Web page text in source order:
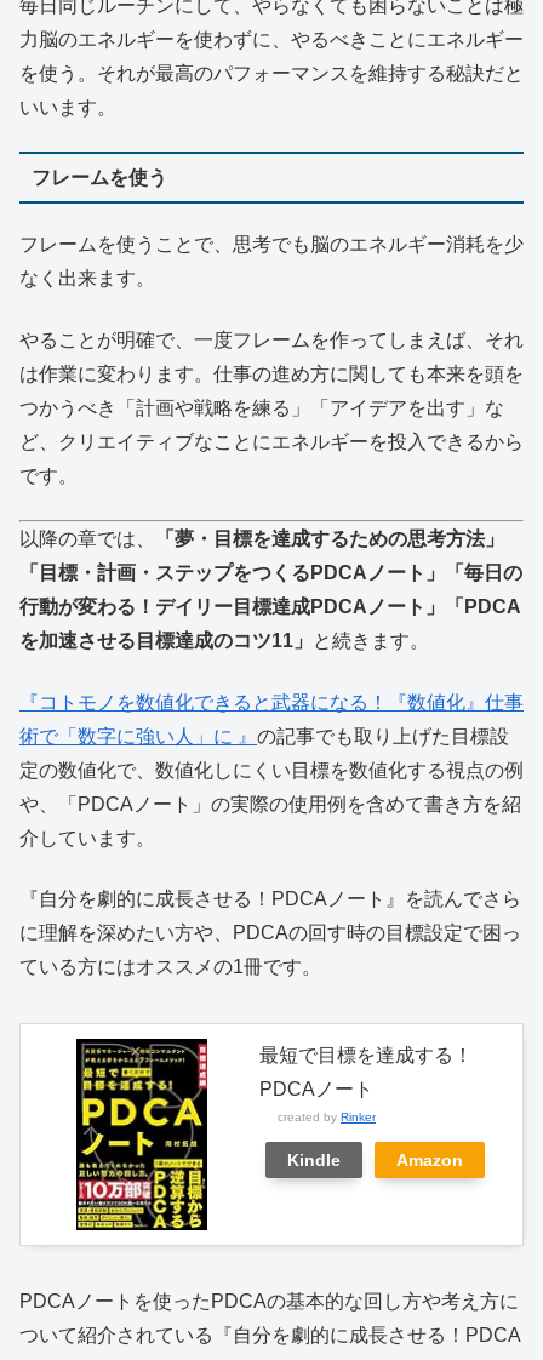
毎日同じルーチンにして、やらなくても困らないことは極
力脳のエネルギーを使わずに、やるべきことにエネルギー
を使う。それが最高のパフォーマンスを維持する秘訣だと
いいます。
フレームを使う
フレームを使うことで、思考でも脳のエネルギー消耗を少
なく出来ます。
やることが明確で、一度フレームを作ってしまえば、それ
は作業に変わります。仕事の進め方に関しても本来を頭を
つかうべき「計画や戦略を練る」「アイデアを出す」な
ど、クリエイティブなことにエネルギーを投入できるから
です。
以降の章では、
「夢・目標を達成するための思考方法」
「目標・計画・ステップをつくるPDCAノート」「毎日の
行動が変わる！デイリー目標達成PDCAノート」「PDCA
を加速させる目標達成のコツ11」
と続きます。
『コトモノを数値化できると武器になる！『数値化』仕事
術で「数字に強い人」に 』 の記事でも取り上げた目標設
定の数値化で、数値化しにくい目標を数値化する視点の例
や、「PDCAノート」の実際の使用例を含めて書き方を紹
介しています。
『自分を劇的に成長させる！PDCAノート』を読んでさら
に理解を深めたい方や、PDCAの回す時の目標設定で困っ
ている方にはオススメの1冊です。
最短で目標を達成する！
PDCAノート
created by Rinker
Kindle Amazon
PDCAノートを使ったPDCAの基本的な回し方や考え方に
ついて紹介されている『自分を劇的に成長させる！PDCA